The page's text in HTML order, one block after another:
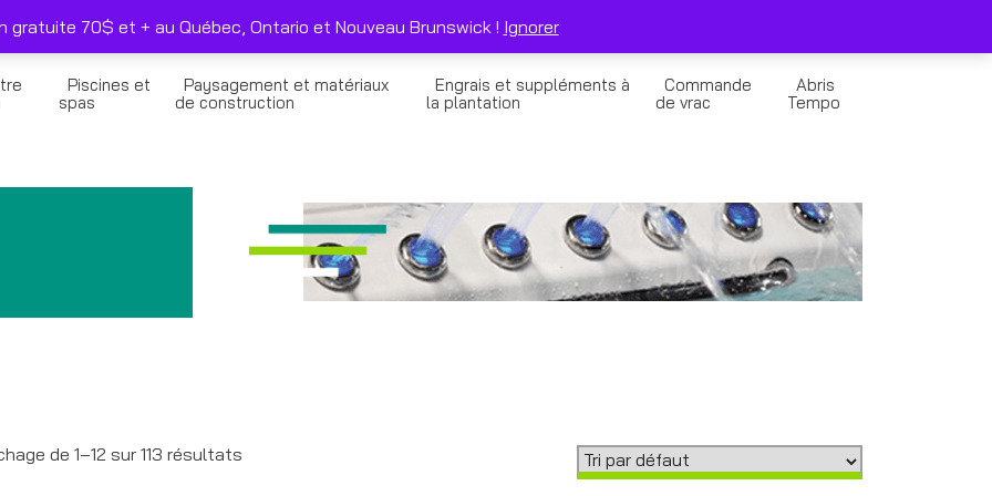
sélectionnés seulement Nous joindre Solde de la Carte Cadeau
Piscines et
spas
Paysagement et matériaux
de construction
Engrais et suppléments à
la plantation
Commande
de vrac
Abris
Tempo
de 1–12 sur 113 résultats
gratuite 70$ et + au Québec, Ontario et Nouveau Brunswick ! Ignorer